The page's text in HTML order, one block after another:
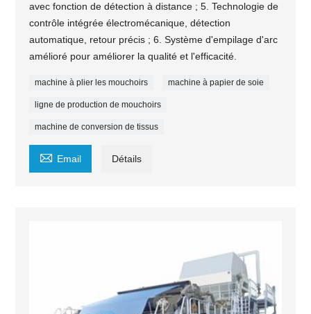
avec fonction de détection à distance ; 5. Technologie de
contrôle intégrée électromécanique, détection
automatique, retour précis ; 6. Système d'empilage d'arc
amélioré pour améliorer la qualité et l'efficacité.
machine à plier les mouchoirs machine à papier de soie
ligne de production de mouchoirs
machine de conversion de tissus
 Email Détails